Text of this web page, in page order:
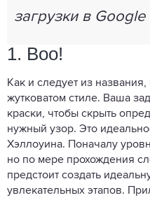
загрузки в Google
1. Boo!
Как и следует из
жутковатом стиле. Ваша
краски, чтобы скрыть
нужный узор. Это
Хэллоуина. Поначалу
но по мере прохождения
предстоит создать
увлекательных этапов.